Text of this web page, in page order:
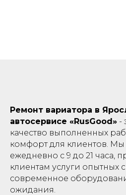
Ремонт вариатора в
автосервисе «RusGood» -
качество выполненных
комфорт для клиентов. Мы
ежедневно с 9 до 21 часа,
клиентам услуги опытных
современное
ожидания.